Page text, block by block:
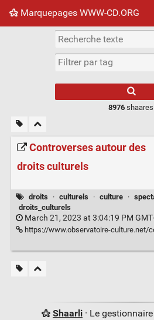
Marquepages WWW-CD.ORG
Nuage de tags Mur d'images
8976 shaares
Controverses autour des
droits culturels
droits · culturels · culture ·
droits_culturels
March 21, 2023 at 3:04:19 PM
https://www.observatoire-culture.net/
Shaarli· Le